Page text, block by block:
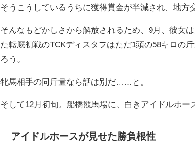
そうこうしているうちに獲得賞金が半減され、地方
そんなもどかしさから解放されるため、9月、彼女
た転厩初戦のTCKディスタフはただ1頭の58キロの
ろう。
牝馬相手の同斤量なら話は別だ……と。
そして12月初旬。船橋競馬場に、白きアイドルホー
アイドルホースが見せた勝負根性